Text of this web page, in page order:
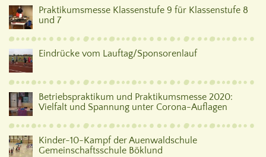
Praktikumsmesse Klassenstufe 9 für Klassenstufe 8
und 7
Eindrücke vom Lauftag/Sponsorenlauf
Betriebspraktikum und Praktikumsmesse 2020:
Vielfalt und Spannung unter Corona-Auflagen
Kinder-10-Kampf der Auenwaldschule
Gemeinschaftsschule Böklund